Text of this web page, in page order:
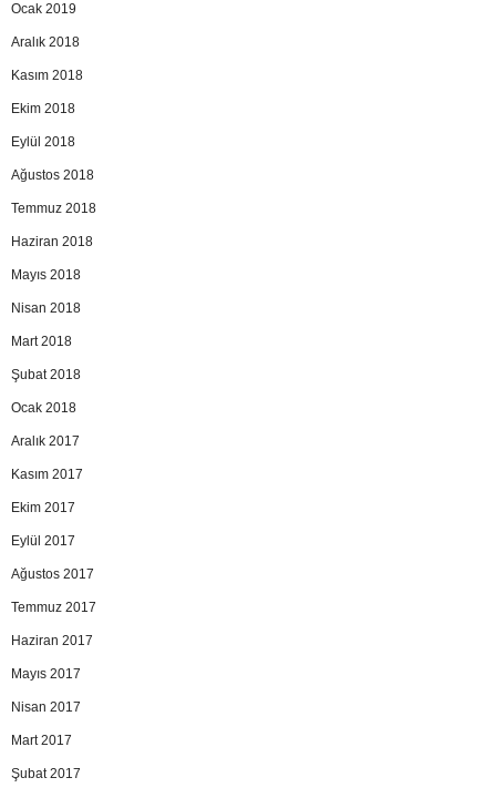
Ocak 2019
Aralık 2018
Kasım 2018
Ekim 2018
Eylül 2018
Ağustos 2018
Temmuz 2018
Haziran 2018
Mayıs 2018
Nisan 2018
Mart 2018
Şubat 2018
Ocak 2018
Aralık 2017
Kasım 2017
Ekim 2017
Eylül 2017
Ağustos 2017
Temmuz 2017
Haziran 2017
Mayıs 2017
Nisan 2017
Mart 2017
Şubat 2017